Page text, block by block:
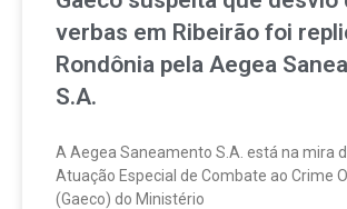
verbas em Ribeirão foi
Rondônia pela Aegea
S.A.
A Aegea Saneamento S.A. está na mira
Atuação Especial de Combate ao Crime
(Gaeco) do Ministério